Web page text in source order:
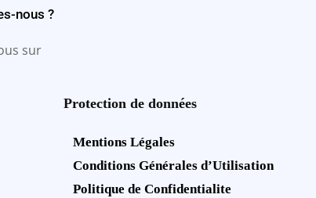
nous ?
sur
Protection de données
Mentions Légales
Conditions Générales d’Utilisation
Politique de Confidentialite